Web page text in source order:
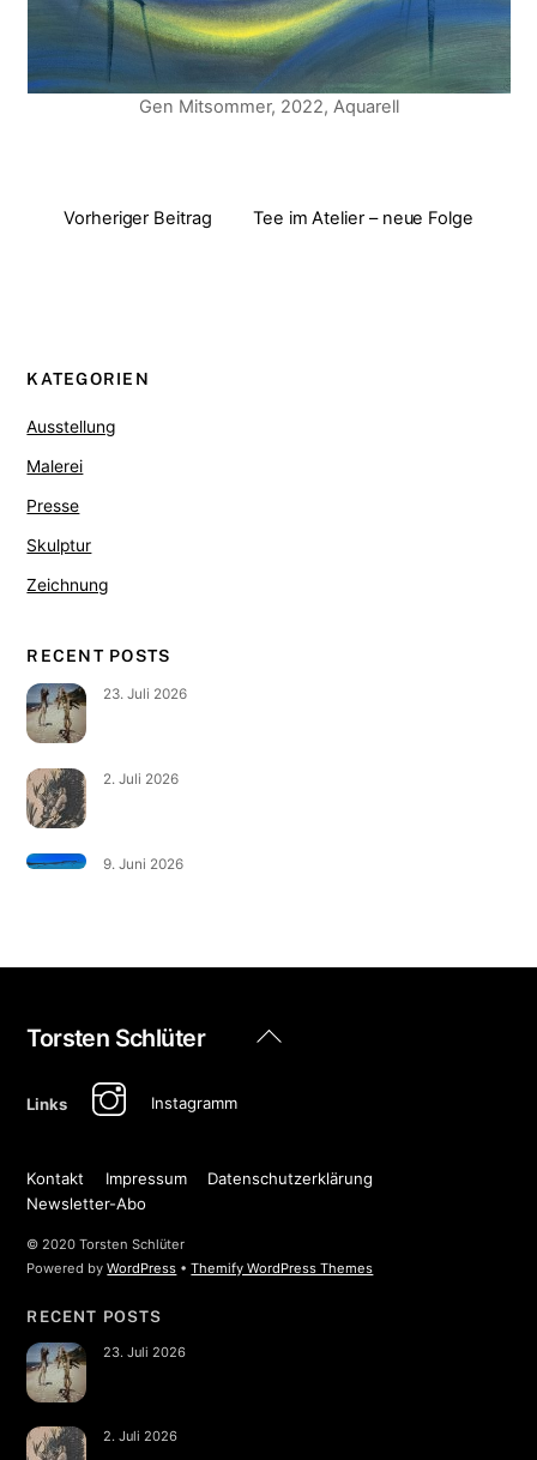
Gen Mitsommer, 2022, Aquarell
Vorheriger Beitrag Tee im Atelier – neue Folge
KATEGORIEN
Ausstellung
Malerei
Presse
Skulptur
Zeichnung
RECENT POSTS
23. Juli 2026
2. Juli 2026
9. Juni 2026
Back
Torsten Schlüter
Links Instagramm
Kontakt Impressum
Datenschutzerklärung
Newsletter-Abo
© 2020 Torsten Schlüter
Powered byWordPress •Themify WordPress Themes
RECENT POSTS
23. Juli 2026
2. Juli 2026